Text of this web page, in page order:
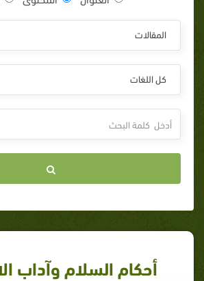
المقالات
كل اللغات
أحكام السلام وآداب